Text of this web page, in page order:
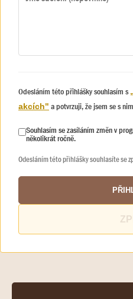
Odesláním této přihlášky souhlasím s
akcích" a potvrzuji, že jsem se s
Souhlasím se zasíláním změn v
několikrát ročně.
Odesláním této přihlášky souhlasíte se